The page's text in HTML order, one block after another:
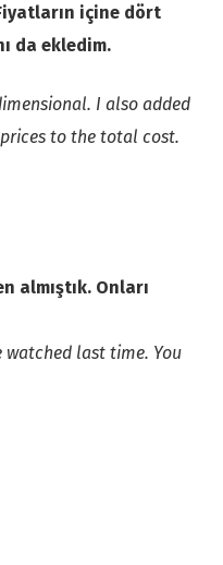
içine dört
da ekledim.
I also added
to the total cost.
almıştık. Onları
last time. You